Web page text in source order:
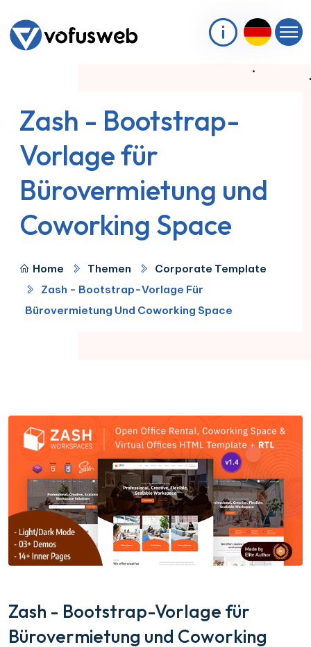
Zash - Bootstrap-
Vorlage für
Bürovermietung und
Coworking Space
Home Themen
Corporate Template
Zash - Bootstrap-Vorlage Für
Bürovermietung Und Coworking Space
Zash - Bootstrap-Vorlage für
Bürovermietung und Coworking